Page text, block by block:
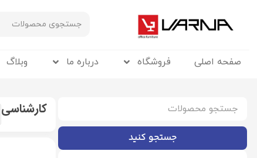
صفحه اصلی فروشگاه درباره ما وبلاگ
جستجو کنید
کارشناسی